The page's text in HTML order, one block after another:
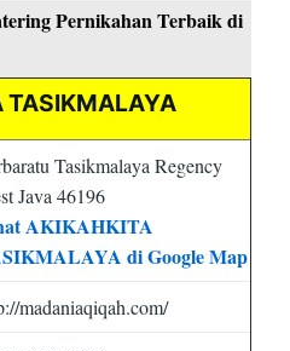
Pernikahan Terbaik di
TASIKMALAYA
Tasikmalaya Regency
Java 46196
AKIKAHKITA
di Google Map
madaniaqiqah.com/